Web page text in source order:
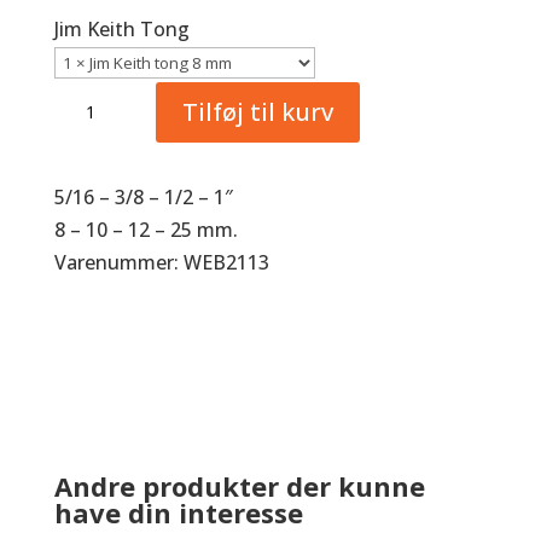
Jim Keith Tong
Keith
antal
Tilføj til kurv
5/16 – 3/8 – 1/2 – 1″
8 – 10 – 12 – 25 mm.
Varenummer: WEB2113
Andre produkter der kunne
have din interesse